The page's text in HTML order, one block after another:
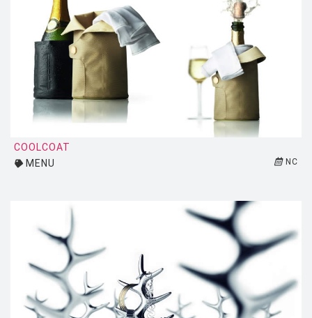
HÖFATS
INGO MAURER
JIELDÉ
KARTELL
KNOLL
LAPALMA
LIGNE ROSET
LOUIS POULSEN
COOLCOAT
MENU
NC